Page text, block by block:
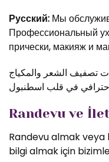
Русский: Мы
Профессиональный
прически, макияж и
تصفيف الشعر والمكياج
Randevu ve
Randevu almak veya
bilgi almak için